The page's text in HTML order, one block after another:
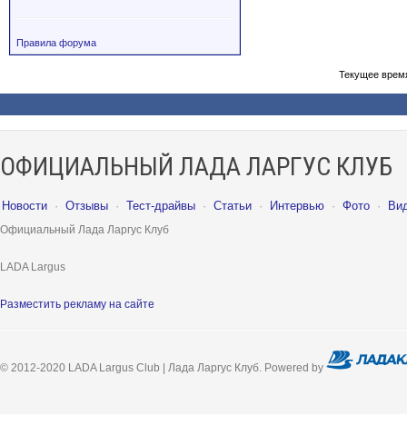
Правила форума
Текущее
ОФИЦИАЛЬНЫЙ ЛАДА ЛАРГУС КЛУБ
Новости · Отзывы · Тест-драйвы · Статьи · Интервью · Фото ·
Официальный Лада Ларгус Клуб
LADA Largus
Разместить рекламу на сайте
© 2012-2020 LADA Largus Club | Лада Ларгус Клуб. Powered by